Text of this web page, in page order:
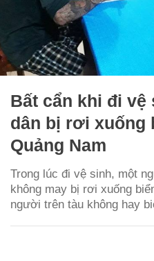
Bất cẩn khi đi
dân bị rơi xuống
Quảng Nam
Trong lúc đi vệ sinh, một
không may bị rơi xuống
người trên tàu không hay